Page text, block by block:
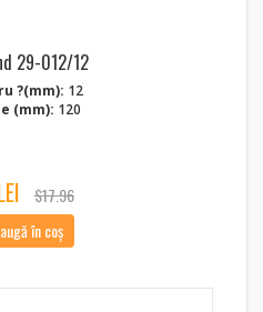
29-012/12
?(mm): 12
(mm): 120
$17.96
în coș